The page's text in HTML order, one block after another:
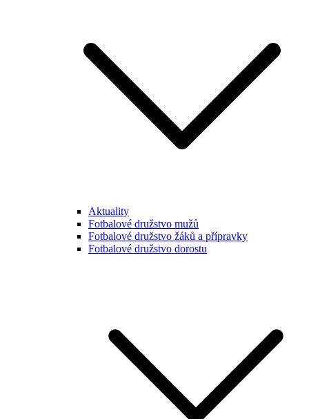
Aktuality
Fotbalové družstvo mužů
Fotbalové družstvo žáků a přípravky
Fotbalové družstvo dorostu